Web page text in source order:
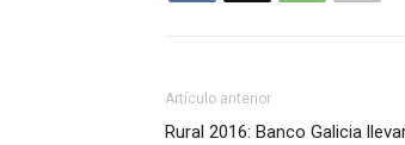
Artículo anterior
Rural 2016: Banco Galicia